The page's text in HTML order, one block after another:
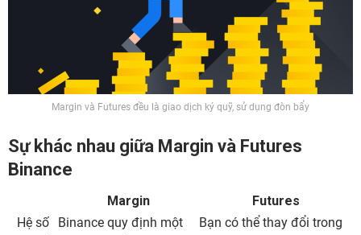
Margin và Futures đều là giao dịch ký quỹ, sử dụng đòn bẩy
Sự khác nhau giữa Margin và Futures
Binance
Margin
Futures
Hệ số
Binance quy định một
Bạn có thể thay đổi trong